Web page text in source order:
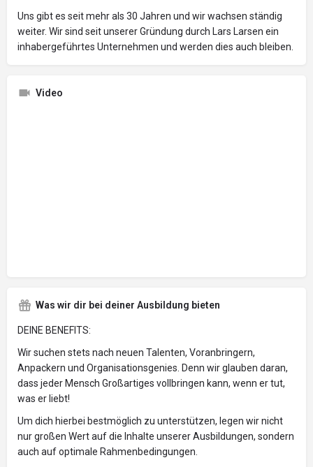
Uns gibt es seit mehr als 30 Jahren und wir wachsen ständig
weiter. Wir sind seit unserer Gründung durch Lars Larsen ein
inhabergeführtes Unternehmen und werden dies auch bleiben.
Video
Was wir dir bei deiner Ausbildung bieten
DEINE BENEFITS:
Wir suchen stets nach neuen Talenten, Voranbringern,
Anpackern und Organisationsgenies. Denn wir glauben daran,
dass jeder Mensch Großartiges vollbringen kann, wenn er tut,
was er liebt!
Um dich hierbei bestmöglich zu unterstützen, legen wir nicht
nur großen Wert auf die Inhalte unserer Ausbildungen, sondern
auch auf optimale Rahmenbedingungen.